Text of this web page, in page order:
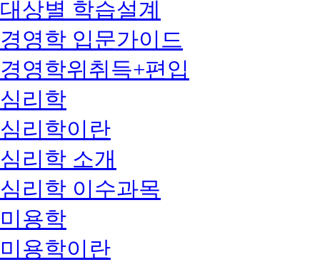
대상별 학습설계
경영학 입문가이드
경영학위취득+편입
심리학
심리학이란
심리학 소개
심리학 이수과목
미용학
미용학이란